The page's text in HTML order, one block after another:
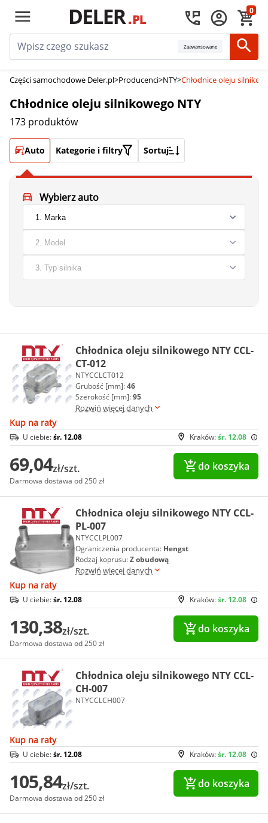
0
Zaawansowane
Części samochodowe Deler.pl>Producenci>NTY>Chłodnice oleju
Chłodnice oleju silnikowego NTY
173 produktów
Auto Kategorie i filtry Sortuj
Wybierz auto
Chłodnica oleju silnikowego NTY CCL-
CT-012
NTYCCLCT012
Grubość [mm]:46
Szerokość [mm]:95
Rozwiń więcej danych
Kup na raty
Kraków:śr. 12.08
U ciebie:śr. 12.08
69,04zł/szt.
Darmowa dostawa od 250 zł
do koszyka
Chłodnica oleju silnikowego NTY CCL-
PL-007
NTYCCLPL007
Ograniczenia producenta: Hengst
Rodzaj koprusu:Z obudową
Rozwiń więcej danych
Kup na raty
Kraków:śr. 12.08
U ciebie:śr. 12.08
130,38zł/szt.
Darmowa dostawa od 250 zł
do koszyka
Chłodnica oleju silnikowego NTY CCL-
CH-007
NTYCCLCH007
Kup na raty
Kraków:śr. 12.08
U ciebie:śr. 12.08
105,84zł/szt.
Darmowa dostawa od 250 zł
do koszyka